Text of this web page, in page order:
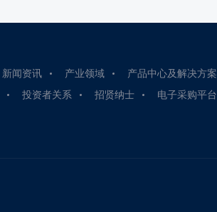
新闻资讯 产业领域
产品中心及解决方案
投资者关系 招贤纳士 电子采购平台